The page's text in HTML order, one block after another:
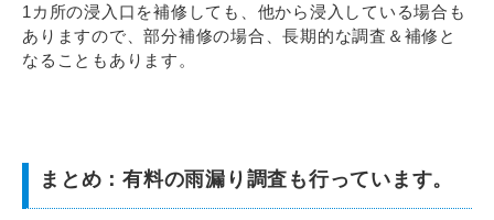
1カ所の浸入口を補修しても、他から浸入している場合も
ありますので、部分補修の場合、長期的な調査＆補修と
なることもあります。
まとめ：有料の雨漏り調査も行っています。